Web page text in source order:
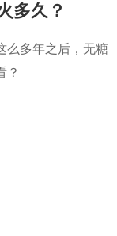
多久？
么多年之后，无糖
？